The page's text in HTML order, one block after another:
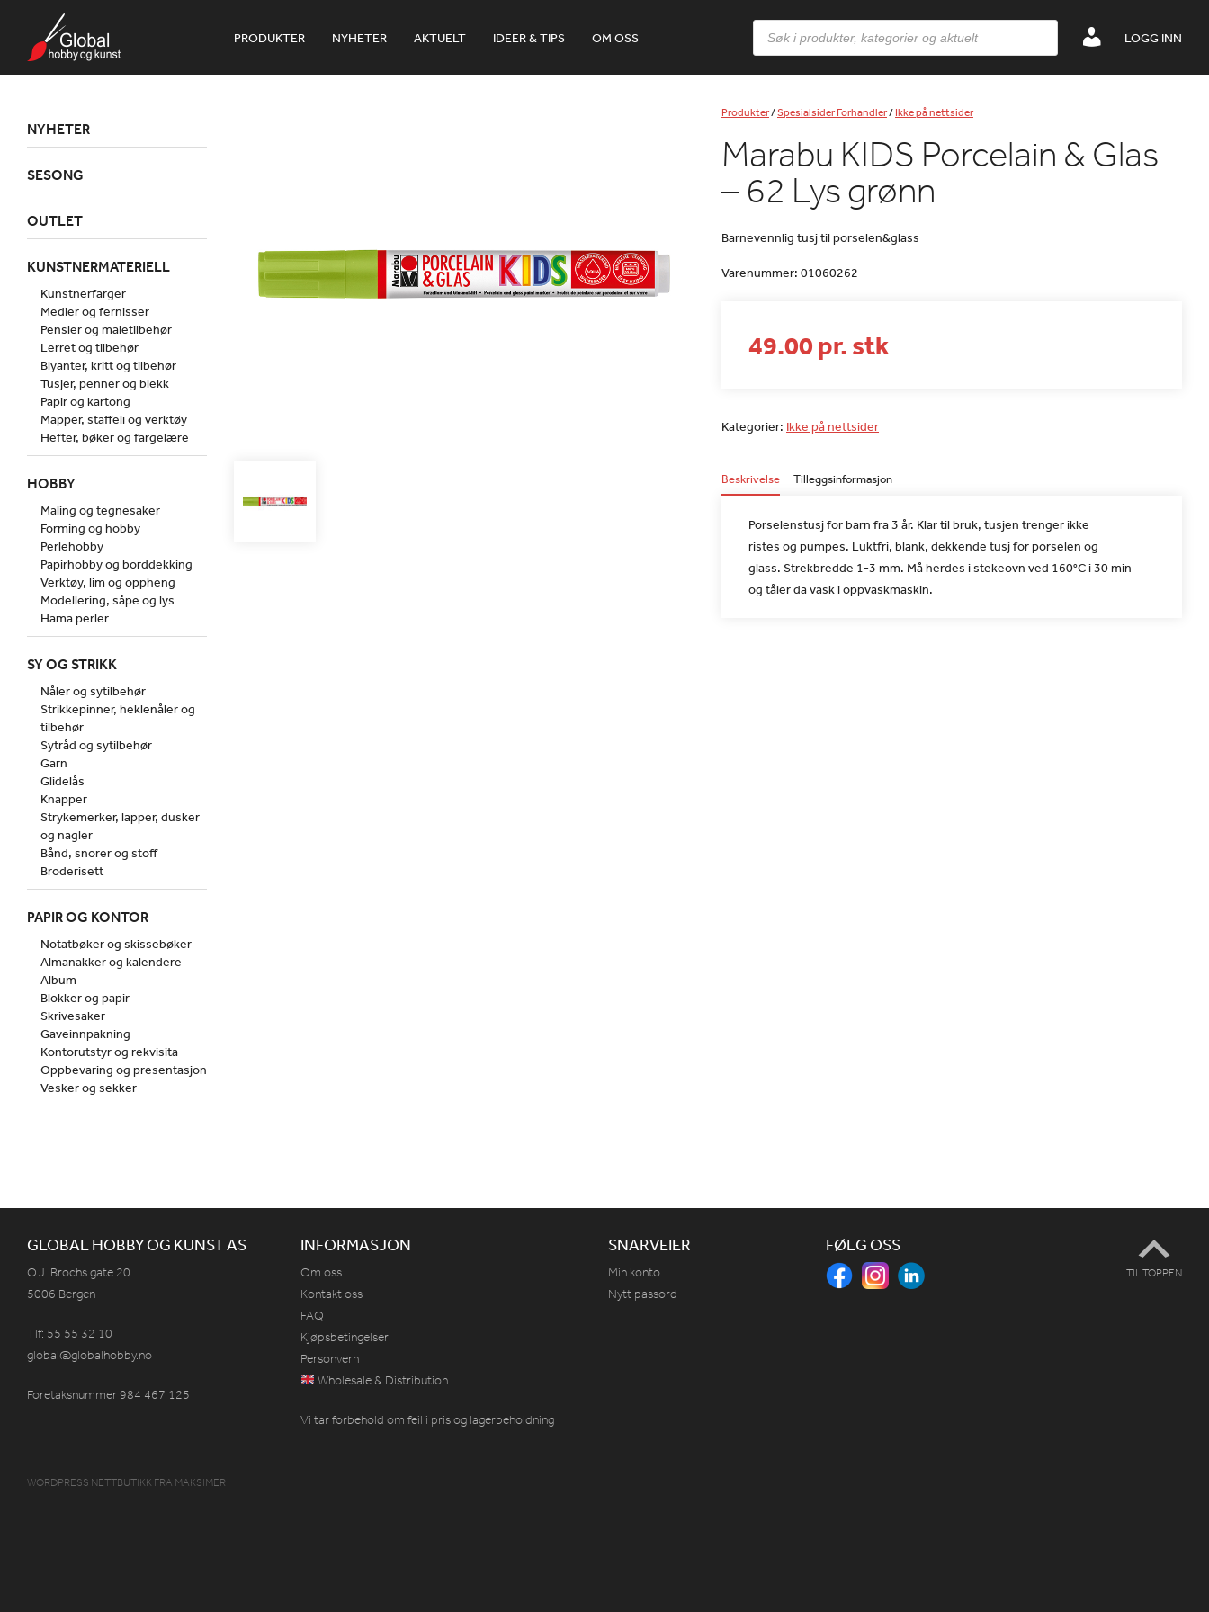
PRODUKTER NYHETER AKTUELT IDEER & TIPS OM OSS LOGG INN
Products
search
Produkter/Spesialsider Forhandler/Ikke på nettsider
Marabu KIDS Porcelain & Glas
– 62 Lys grønn
Barnevennlig tusj til porselen&glass
Varenummer: 01060262
49.00 pr. stk
Kategorier: Ikke på nettsider
Beskrivelse Tilleggsinformasjon
Porselenstusj for barn fra 3 år. Klar til bruk, tusjen trenger ikke
ristes og pumpes. Luktfri, blank, dekkende tusj for porselen og
glass. Strekbredde 1-3 mm. Må herdes i stekeovn ved 160°C i 30 min
og tåler da vask i oppvaskmaskin.
NYHETER
SESONG
OUTLET
KUNSTNERMATERIELL
Kunstnerfarger
Medier og fernisser
Pensler og maletilbehør
Lerret og tilbehør
Blyanter, kritt og tilbehør
Tusjer, penner og blekk
Papir og kartong
Mapper, staffeli og verktøy
Hefter, bøker og fargelære
HOBBY
Maling og tegnesaker
Forming og hobby
Perlehobby
Papirhobby og borddekking
Verktøy, lim og oppheng
Modellering, såpe og lys
Hama perler
SY OG STRIKK
Nåler og sytilbehør
Strikkepinner, heklenåler og
tilbehør
Sytråd og sytilbehør
Garn
Glidelås
Knapper
Strykemerker, lapper, dusker
og nagler
Bånd, snorer og stoff
Broderisett
PAPIR OG KONTOR
Notatbøker og skissebøker
Almanakker og kalendere
Album
Blokker og papir
Skrivesaker
Gaveinnpakning
Kontorutstyr og rekvisita
Oppbevaring og presentasjon
Vesker og sekker
GLOBAL HOBBY OG KUNST AS
O.J. Brochs gate 20
5006 Bergen
Tlf: 55 55 32 10
global@globalhobby.no
Foretaksnummer 984 467 125
INFORMASJON
Om oss
Kontakt oss
FAQ
Kjøpsbetingelser
Personvern
Wholesale & Distribution
Vi tar forbehold om feil i pris og lagerbeholdning
SNARVEIER
Min konto
Nytt passord
FØLG OSS
TIL TOPPEN
WORDPRESS NETTBUTIKK FRA MAKSIMER